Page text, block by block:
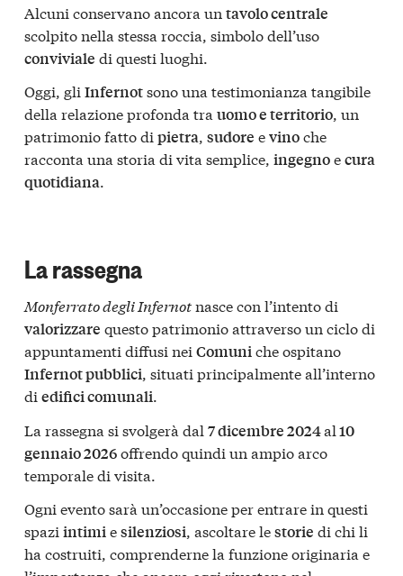
Alcuni conservano ancora un tavolo centrale
scolpito nella stessa roccia, simbolo dell’uso
conviviale di questi luoghi.
Oggi, gli Infernotsono una testimonianza tangibile
della relazione profonda tra uomo e territorio, un
patrimonio fatto di pietra, sudore evinoche
racconta una storia di vita semplice, ingegnoecura
quotidiana.
La rassegna
Monferrato degli Infernotnasce con l’intento di
valorizzare questo patrimonio attraverso un ciclo di
appuntamenti diffusi nei Comuniche ospitano
Infernot pubblici, situati principalmente all’interno
di edifici comunali.
La rassegna si svolgerà dal 7 dicembre 2024al10
gennaio 2026offrendo quindi un ampio arco
temporale di visita.
Ogni evento sarà un’occasione per entrare in questi
spazi intimiesilenziosi, ascoltare lestorie di chi li
ha costruiti, comprenderne la funzione originaria e